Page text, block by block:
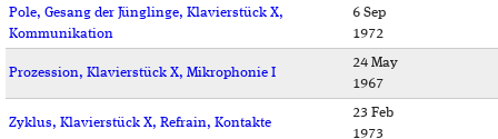
Pole, Gesang der Jünglinge, Klavierstück X,
Kommunikation
6 Sep
1972
Prozession, Klavierstück X, Mikrophonie I
24 May
1967
Zyklus, Klavierstück X, Refrain, Kontakte
23 Feb
1973